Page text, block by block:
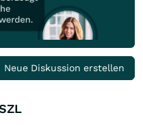
Neue Diskussion erstellen